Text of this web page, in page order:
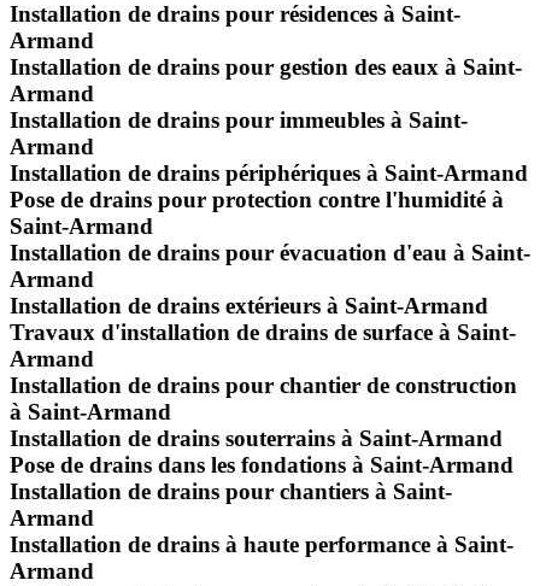
Installation de drains pour résidences à Saint-
Armand
Installation de drains pour gestion des eaux à Saint-
Armand
Installation de drains pour immeubles à Saint-
Armand
Installation de drains périphériques à Saint-Armand
Pose de drains pour protection contre l'humidité à
Saint-Armand
Installation de drains pour évacuation d'eau à Saint-
Armand
Installation de drains extérieurs à Saint-Armand
Travaux d'installation de drains de surface à Saint-
Armand
Installation de drains pour chantier de construction
à Saint-Armand
Installation de drains souterrains à Saint-Armand
Pose de drains dans les fondations à Saint-Armand
Installation de drains pour chantiers à Saint-
Armand
Installation de drains à haute performance à Saint-
Armand